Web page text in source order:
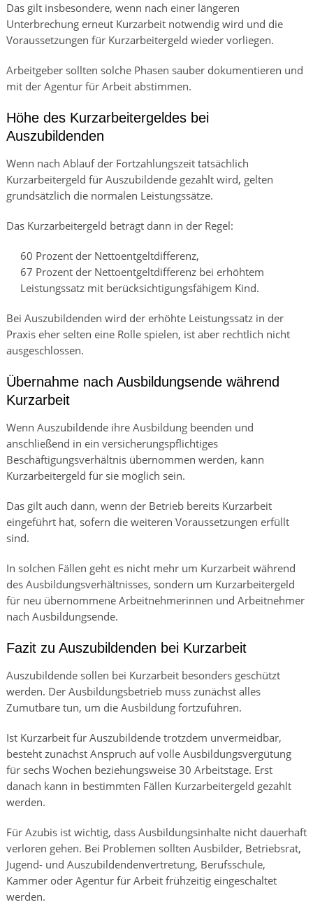
Das gilt insbesondere, wenn nach einer längeren
Unterbrechung erneut Kurzarbeit notwendig wird und die
Voraussetzungen für Kurzarbeitergeld wieder vorliegen.
Arbeitgeber sollten solche Phasen sauber dokumentieren und
mit der Agentur für Arbeit abstimmen.
Höhe des Kurzarbeitergeldes bei
Auszubildenden
Wenn nach Ablauf der Fortzahlungszeit tatsächlich
Kurzarbeitergeld für Auszubildende gezahlt wird, gelten
grundsätzlich die normalen Leistungssätze.
Das Kurzarbeitergeld beträgt dann in der Regel:
60 Prozent der Nettoentgeltdifferenz,
67 Prozent der Nettoentgeltdifferenz bei erhöhtem
Leistungssatz mit berücksichtigungsfähigem Kind.
Bei Auszubildenden wird der erhöhte Leistungssatz in der
Praxis eher selten eine Rolle spielen, ist aber rechtlich nicht
ausgeschlossen.
Übernahme nach Ausbildungsende während
Kurzarbeit
Wenn Auszubildende ihre Ausbildung beenden und
anschließend in ein versicherungspflichtiges
Beschäftigungsverhältnis übernommen werden, kann
Kurzarbeitergeld für sie möglich sein.
Das gilt auch dann, wenn der Betrieb bereits Kurzarbeit
eingeführt hat, sofern die weiteren Voraussetzungen erfüllt
sind.
In solchen Fällen geht es nicht mehr um Kurzarbeit während
des Ausbildungsverhältnisses, sondern um Kurzarbeitergeld
für neu übernommene Arbeitnehmerinnen und Arbeitnehmer
nach Ausbildungsende.
Fazit zu Auszubildenden bei Kurzarbeit
Auszubildende sollen bei Kurzarbeit besonders geschützt
werden. Der Ausbildungsbetrieb muss zunächst alles
Zumutbare tun, um die Ausbildung fortzuführen.
Ist Kurzarbeit für Auszubildende trotzdem unvermeidbar,
besteht zunächst Anspruch auf volle Ausbildungsvergütung
für sechs Wochen beziehungsweise 30 Arbeitstage. Erst
danach kann in bestimmten Fällen Kurzarbeitergeld gezahlt
werden.
Für Azubis ist wichtig, dass Ausbildungsinhalte nicht dauerhaft
verloren gehen. Bei Problemen sollten Ausbilder, Betriebsrat,
Jugend- und Auszubildendenvertretung, Berufsschule,
Kammer oder Agentur für Arbeit frühzeitig eingeschaltet
werden.